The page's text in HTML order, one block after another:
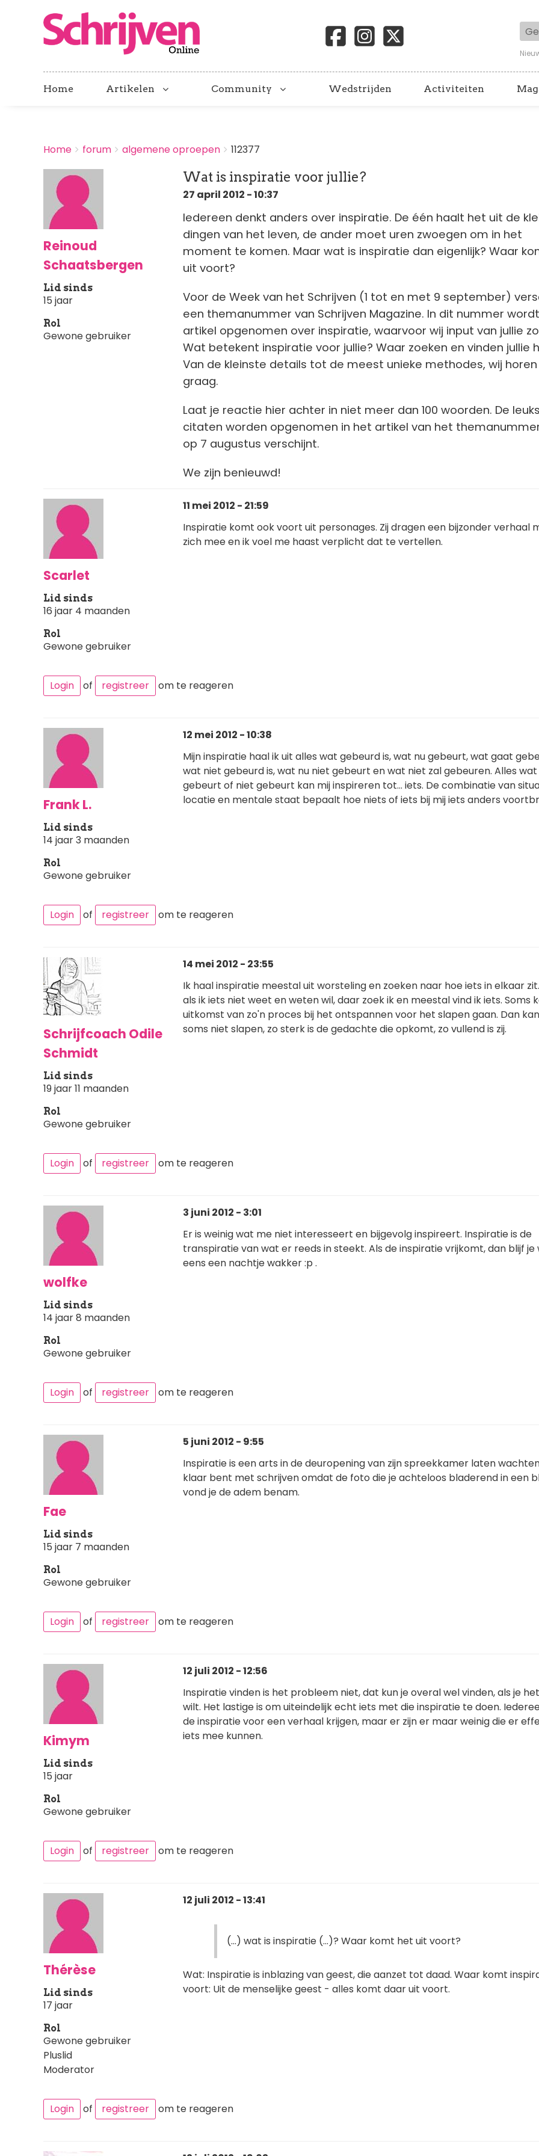
Home Artikelen Community Wedstrijden Activiteiten
BREADCRUMBS
You
here:
Home forum algemene oproepen 112377
Reinoud
Schaatsbergen
Lid sinds
15 jaar
Rol
Gewone gebruiker
Wat is inspiratie voor jullie?
27 april 2012 - 10:37
Iedereen denkt anders over inspiratie. De één haalt het uit de
dingen van het leven, de ander moet uren zwoegen om in het
moment te komen. Maar wat is inspiratie dan eigenlijk? Waar
uit voort?
Voor de Week van het Schrijven (1 tot en met 9 september)
een themanummer van Schrijven Magazine. In dit nummer
artikel opgenomen over inspiratie, waarvoor wij input van jullie
Wat betekent inspiratie voor jullie? Waar zoeken en vinden jullie
Van de kleinste details tot de meest unieke methodes, wij
graag.
Laat je reactie hier achter in niet meer dan 100 woorden. De
citaten worden opgenomen in het artikel van het
op 7 augustus verschijnt.
We zijn benieuwd!
Scarlet
Lid sinds
16 jaar 4 maanden
Rol
Gewone gebruiker
11 mei 2012 - 21:59
Inspiratie komt ook voort uit personages. Zij dragen een bijzonder verhaal
zich mee en ik voel me haast verplicht dat te vertellen.
Login of registreer om te reageren
Frank L.
Lid sinds
14 jaar 3 maanden
Rol
Gewone gebruiker
12 mei 2012 - 10:38
Mijn inspiratie haal ik uit alles wat gebeurd is, wat nu gebeurt, wat gaat
wat niet gebeurd is, wat nu niet gebeurt en wat niet zal gebeuren. Alles wat
gebeurt of niet gebeurt kan mij inspireren tot... iets. De combinatie van
locatie en mentale staat bepaalt hoe niets of iets bij mij iets anders
Login of registreer om te reageren
Schrijfcoach Odile
Schmidt
Lid sinds
19 jaar 11 maanden
Rol
Gewone gebruiker
14 mei 2012 - 23:55
Ik haal inspiratie meestal uit worsteling en zoeken naar hoe iets in elkaar
als ik iets niet weet en weten wil, daar zoek ik en meestal vind ik iets. Soms
uitkomst van zo'n proces bij het ontspannen voor het slapen gaan. Dan
soms niet slapen, zo sterk is de gedachte die opkomt, zo vullend is zij.
Login of registreer om te reageren
wolfke
Lid sinds
14 jaar 8 maanden
Rol
Gewone gebruiker
3 juni 2012 - 3:01
Er is weinig wat me niet interesseert en bijgevolg inspireert. Inspiratie is de
transpiratie van wat er reeds in steekt. Als de inspiratie vrijkomt, dan blijf je
eens een nachtje wakker :p .
Login of registreer om te reageren
Fae
Lid sinds
15 jaar 7 maanden
Rol
Gewone gebruiker
5 juni 2012 - 9:55
Inspiratie is een arts in de deuropening van zijn spreekkamer laten
klaar bent met schrijven omdat de foto die je achteloos bladerend in een
vond je de adem benam.
Login of registreer om te reageren
Kimym
Lid sinds
15 jaar
Rol
Gewone gebruiker
12 juli 2012 - 12:56
Inspiratie vinden is het probleem niet, dat kun je overal wel vinden, als je
wilt. Het lastige is om uiteindelijk echt iets met die inspiratie te doen.
de inspiratie voor een verhaal krijgen, maar er zijn er maar weinig die er
iets mee kunnen.
Login of registreer om te reageren
Thérèse
Lid sinds
17 jaar
Rol
Gewone gebruiker
Pluslid
Moderator
12 juli 2012 - 13:41
(...) wat is inspiratie (...)? Waar komt het uit voort?
Wat: Inspiratie is inblazing van geest, die aanzet tot daad. Waar komt
voort: Uit de menselijke geest - alles komt daar uit voort.
Login of registreer om te reageren